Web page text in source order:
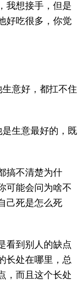
我想接手，但是
好吃很多，你觉
意好，都扛不住
生意最好的，既
搞不清楚为什
可能会问为啥不
己死是怎么死
看到别人的缺点
长处在哪里，总
，而且这个长处